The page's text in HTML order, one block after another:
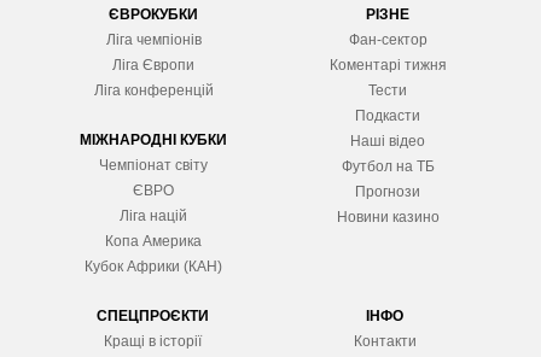
ЄВРОКУБКИ
Ліга чемпіонів
Ліга Європи
Ліга конференцій
МІЖНАРОДНІ КУБКИ
Чемпіонат світу
ЄВРО
Ліга націй
Копа Америка
Кубок Африки (КАН)
РІЗНЕ
Фан-сектор
Коментарі тижня
Тести
Подкасти
Наші відео
Футбол на ТБ
Прогнози
Новини казино
СПЕЦПРОЄКТИ
Кращі в історії
ІНФО
Контакти